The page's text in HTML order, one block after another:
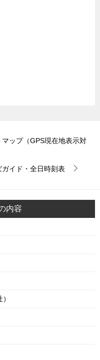
ップ（GPS現在地表示対
イド・全日時刻表
内容